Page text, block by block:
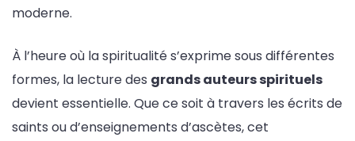
moderne.
À l’heure où la spiritualité s’exprime sous différentes
formes, la lecture des grands auteurs spirituels
devient essentielle. Que ce soit à travers les écrits de
saints ou d’enseignements d’ascètes, cet